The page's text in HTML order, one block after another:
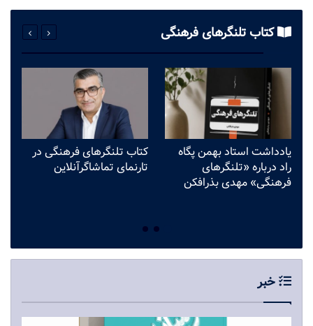
کتاب تلنگرهای فرهنگی
یادداشت استاد بهمن پگاه
راد درباره «تلنگرهای
فرهنگی» مهدی بذرافکن
کتاب تلنگرهای فرهنگی در
تارنمای تماشاگرآنلاین
خبر